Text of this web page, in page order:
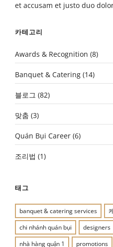
et accusam et justo duo
카테고리
Awards & Recognition (8)
Banquet & Catering (14)
블로그 (82)
맞춤 (3)
Quán Bụi Career (6)
조리법 (1)
태그
banquet & catering services
chi nhánh quán bụi
designers
nhà hàng quận 1
promotions